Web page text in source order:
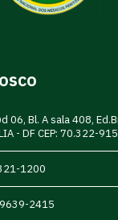
06, Bl. A sala 408,
- DF CEP: 70.322-915
1200
2415